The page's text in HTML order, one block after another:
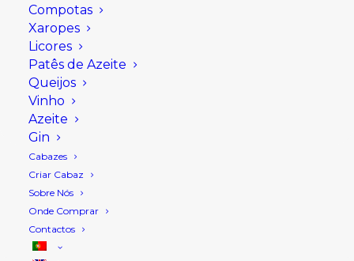
Compotas
Xaropes
Licores
Patês de Azeite
Queijos
Vinho
Azeite
Gin
Cabazes
Criar Cabaz
Sobre Nós
Onde Comprar
Contactos